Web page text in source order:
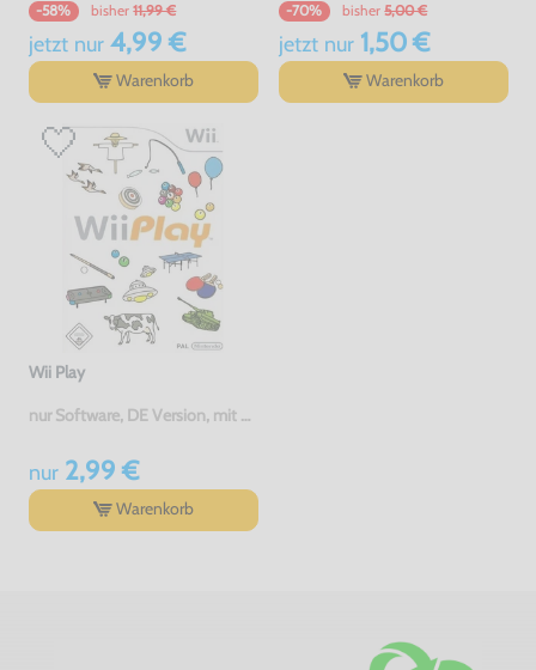
-58% bisher 11,99 €
jetzt nur4,99 €
Warenkorb
-70% bisher 5,00 €
jetzt nur1,50 €
Warenkorb
Wii Play
nur Software, DE Version, mit OVP, gebraucht
nur2,99 €
Warenkorb